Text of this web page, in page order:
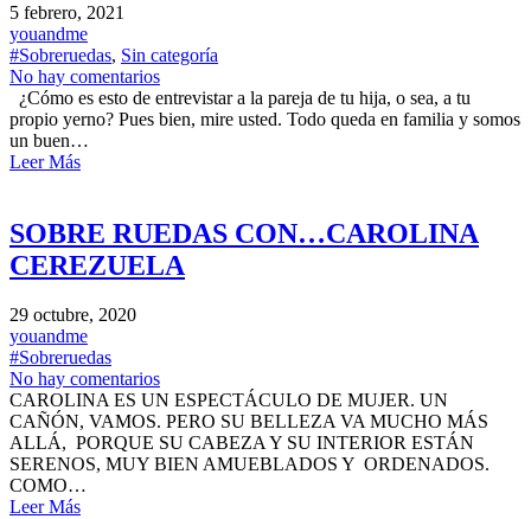
5 febrero, 2021
youandme
#Sobreruedas, Sin categoría
No hay comentarios
¿Cómo es esto de entrevistar a la pareja de tu hija, o sea, a tu
propio yerno? Pues bien, mire usted. Todo queda en familia y somos
un buen…
Leer Más
SOBRE RUEDAS CON…CAROLINA
CEREZUELA
29 octubre, 2020
youandme
#Sobreruedas
No hay comentarios
CAROLINA ES UN ESPECTÁCULO DE MUJER. UN
CAÑÓN, VAMOS. PERO SU BELLEZA VA MUCHO MÁS
ALLÁ, PORQUE SU CABEZA Y SU INTERIOR ESTÁN
SERENOS, MUY BIEN AMUEBLADOS Y ORDENADOS.
COMO…
Leer Más